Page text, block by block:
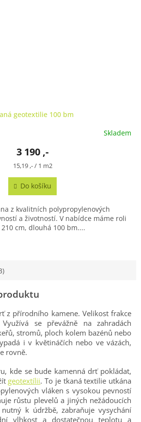
geotextilie 100 bm
Skladem
3 190 ,-
Měrná
15,19 ,- / 1 m2
Do košíku
z kvalitních polypropylenových
a životností. V nabídce máme roli
cm, dlouhá 100 bm....
z přírodního kamene. Velikost frakce
se převážně na zahradách
stromů, ploch kolem bazénů nebo
i v květináčích nebo ve vázách,
rovně.
kde se bude kamenná drť pokládat,
geotextílii. To je tkaná textilie utkána
vláken s vysokou pevností
růstu plevelů a jiných nežádoucích
k údržbě, zabraňuje vysychání
vlhkost a dostatečnou teplotu a